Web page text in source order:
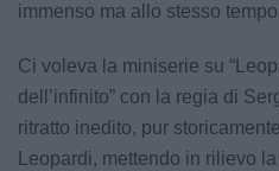
immenso ma allo stesso
Ci voleva la miniserie su
dell’infinito” con la regia di
ritratto inedito, pur
Leopardi, mettendo in rilievo